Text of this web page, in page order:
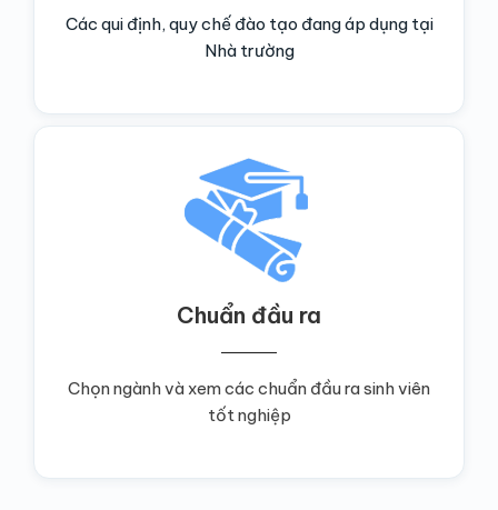
Các qui định, quy chế đào tạo đang áp dụng tại
Nhà trường
Chuẩn đầu ra
Chọn ngành và xem các chuẩn đầu ra sinh viên
tốt nghiệp